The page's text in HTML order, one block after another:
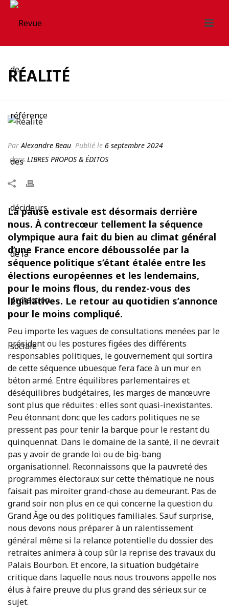
RÉALITÉ
Par Alexandre Beau Publié le 6 septembre 2024
dans LIBRES PROPOS & ÉDITOS
La pause estivale est désormais derrière
nous. À contrecœur tellement la séquence
olympique aura fait du bien au climat général
d’une France encore déboussolée par la
séquence politique s’étant étalée entre les
élections européennes et les lendemains,
pour le moins flous, du rendez-vous des
législatives. Le retour au quotidien s’annonce
pour le moins compliqué.
Peu importe les vagues de consultations menées par le
président ou les postures figées des différents
responsables politiques, le gouvernement qui sortira
de cette séquence ubuesque fera face à un mur en
béton armé. Entre équilibres parlementaires et
déséquilibres budgétaires, les marges de manœuvre
sont plus que réduites : elles sont quasi-inexistantes.
Peu étonnant donc que les cadors politiques ne se
pressent pas pour tenir la barque pour le restant du
quinquennat. Dans le domaine de la santé, il ne devrait
pas y avoir de grande loi ou de big-bang
organisationnel. Reconnaissons que la pauvreté des
programmes électoraux sur cette thématique ne nous
faisait pas miroiter grand-chose au demeurant. Pas de
grand soir non plus en ce qui concerne la question du
Grand Âge ou des politiques familiales. Sauf surprise,
nous devons nous préparer à un ralentissement
général même si la relance potentielle du dossier des
retraites animera à coup sûr la reprise des travaux du
Palais Bourbon. Et encore, la situation budgétaire
critique dans laquelle nous nous trouvons appelle nos
élus à faire preuve du plus grand des sérieux sur ce
sujet.